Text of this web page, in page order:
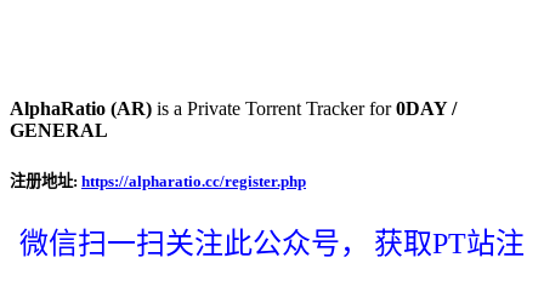
AlphaRatio (AR) is a Private Torrent Tracker for0DAY /
GENERAL
注册地址: https://alpharatio.cc/register.php
微信扫一扫关注此公众号， 获取PT站注